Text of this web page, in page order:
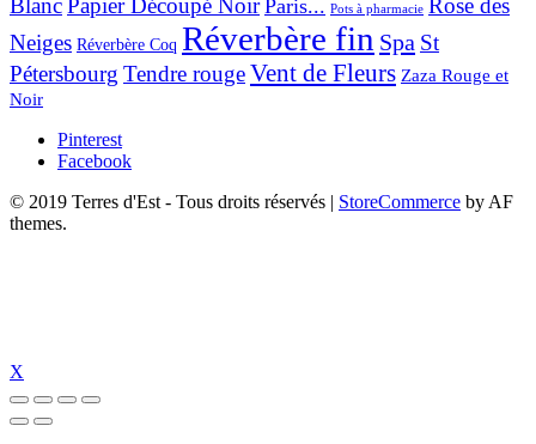
BlancPapier Découpé Noir Paris... Pots à pharmacie Rose des
Neiges Réverbère Coq Réverbère fin Spa St
Pétersbourg Tendre rougeVent de Fleurs Zaza Rouge et
Noir
Pinterest
Facebook
© 2019 Terres d'Est - Tous droits réservés
StoreCommerce by AF
themes.
X